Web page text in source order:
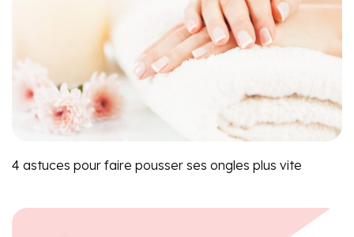
4 astuces pour faire pousser ses ongles plus vite